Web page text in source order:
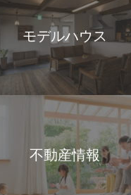
モデルハウス
不動産情報